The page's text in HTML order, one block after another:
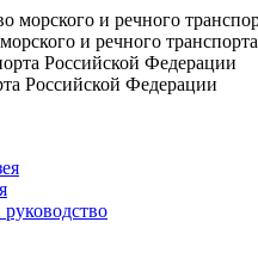
и речного транспорта
Российской Федерации